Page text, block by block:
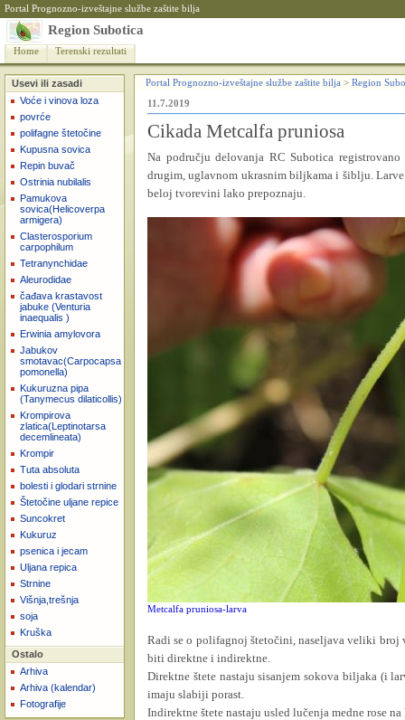
Portal Prognozno-izveštajne službe zaštite bilja
Region Subotica
Home Terenski rezultati
Usevi ili zasadi
Voće i vinova loza
povrće
polifagne štetočine
Kupusna sovica
Repin buvač
Ostrinia nubilalis
Pamukova
sovica(Helicoverpa
armigera)
Clasterosporium
carpophilum
Tetranynchidae
Aleurodidae
čađava krastavost
jabuke (Venturia
inaequalis )
Erwinia amylovora
Jabukov
smotavac(Carpocapsa
pomonella)
Kukuruzna pipa
(Tanymecus dilaticollis)
Krompirova
zlatica(Leptinotarsa
decemlineata)
Krompir
Tuta absoluta
bolesti i glodari strnine
Štetočine uljane repice
Suncokret
Kukuruz
psenica i jecam
Uljana repica
Strnine
Višnja,trešnja
soja
Kruška
Ostalo
Arhiva
Arhiva (kalendar)
Fotografije
Portal Prognozno-izveštajne službe zaštite bilja > Region
11.7.2019
Cikada Metcalfa pruniosa
Na području delovanja RC Subotica
drugim, uglavnom ukrasnim biljkama i šiblju.
beloj tvorevini lako prepoznaju.
Metcalfa pruniosa-larva
Radi se o polifagnoj štetočini, naseljava veliki broj
biti direktne i indirektne.
Direktne štete nastaju sisanjem sokova biljaka (i
imaju slabiji porast.
Indirektne štete nastaju usled lučenja medne rose